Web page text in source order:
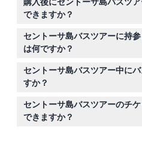
必要です。4歳未満の子供は
ですが、1ツアーあたり最大45
ご注意ください。
できますか？
セントーサ島バスツアーのチ
ルできませんので、予約前に
セントーサ島バスツアーに持
は何ですか？
快適な服装、停車地点での写
ための飲み物を持参してくだ
れていないので、軽食を持参
セントーサ島バスツアー中に
すか？
はい、ツアーにはイムビア・
ーションなど、探索や写真撮
停留所が含まれています。
セントーサ島バスツアーのチ
できますか？